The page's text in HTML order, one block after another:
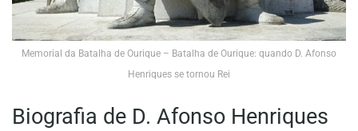
Memorial da Batalha de Ourique – Batalha de Ourique: quando D. Afonso
Henriques se tornou Rei
Biografia de D. Afonso Henriques